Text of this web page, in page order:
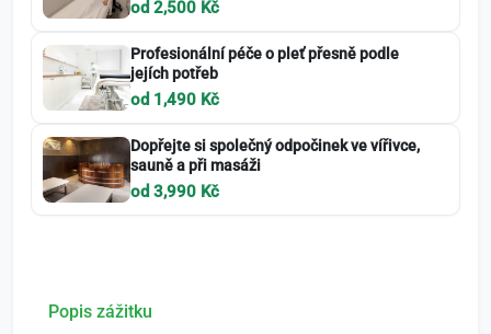
od 2,500 Kč
Profesionální péče o pleť přesně podle
jejích potřeb
od 1,490 Kč
Dopřejte si společný odpočinek ve vířivce,
sauně a při masáži
od 3,990 Kč
Popis zážitku